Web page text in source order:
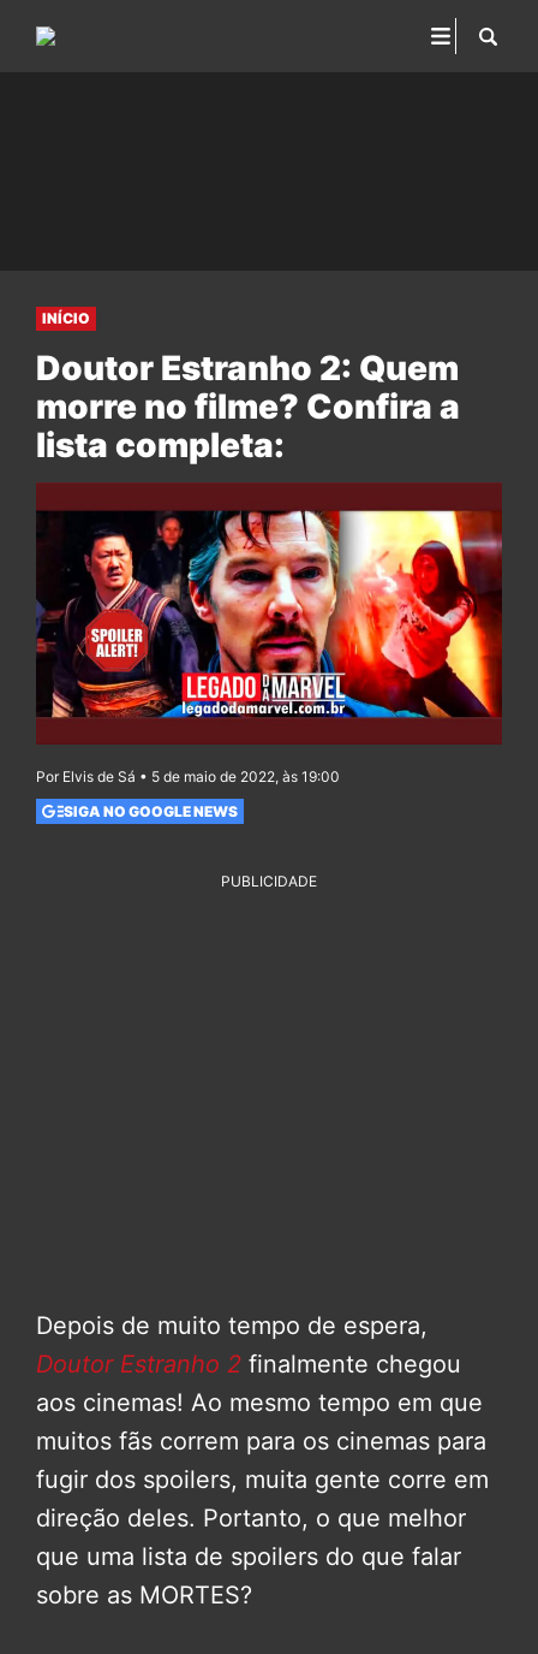
INÍCIO
Doutor Estranho 2: Quem
morre no filme? Confira a
lista completa:
Por Elvis de Sá • 5 de maio de 2022, às 19:00
SIGA NO GOOGLE NEWS
PUBLICIDADE
Depois de muito tempo de espera,
Doutor Estranho 2 finalmente chegou
aos cinemas! Ao mesmo tempo em que
muitos fãs correm para os cinemas para
fugir dos spoilers, muita gente corre em
direção deles. Portanto, o que melhor
que uma lista de spoilers do que falar
sobre as MORTES?